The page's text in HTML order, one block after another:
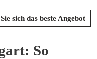
sich das beste Angebot
So